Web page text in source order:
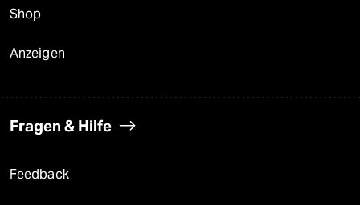
Shop
Anzeigen
Fragen & Hilfe
Feedback